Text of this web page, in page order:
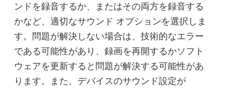
ンドを録音するか、またはその両方を録音する
かなど、適切なサウンド オプションを選択しま
す。問題が解決しない場合は、技術的なエラー
である可能性があり、録画を再開するかソフト
ウェアを更新すると問題が解決する可能性があ
ります。また、デバイスのサウンド設定が